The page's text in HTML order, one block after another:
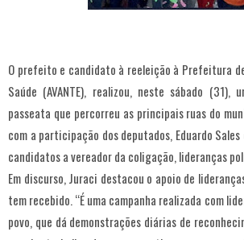
O prefeito e candidato à reeleição à Prefeitura
Saúde (AVANTE), realizou, neste sábado (31),
passeata que percorreu as principais ruas do
com a participação dos deputados, Eduardo
candidatos a vereador da coligação, lideranças
Em discurso, Juraci destacou o apoio de
tem recebido. “É uma campanha realizada com
povo, que dá demonstrações diárias de